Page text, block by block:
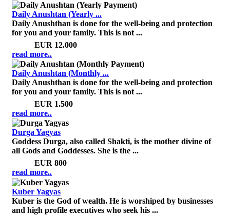
Daily Anushtan (Yearly ...
Daily Anushthan is done for the well-being and protection
for you and your family. This is not ...
EUR 12.000
read more..
Daily Anushtan (Monthly ...
Daily Anushthan is done for the well-being and protection
for you and your family. This is not ...
EUR 1.500
read more..
Durga Yagyas
Goddess Durga, also called Shakti, is the mother divine of
all Gods and Goddesses. She is the ...
EUR 800
read more..
Kuber Yagyas
Kuber is the God of wealth. He is worshiped by businesses
and high profile executives who seek his ...